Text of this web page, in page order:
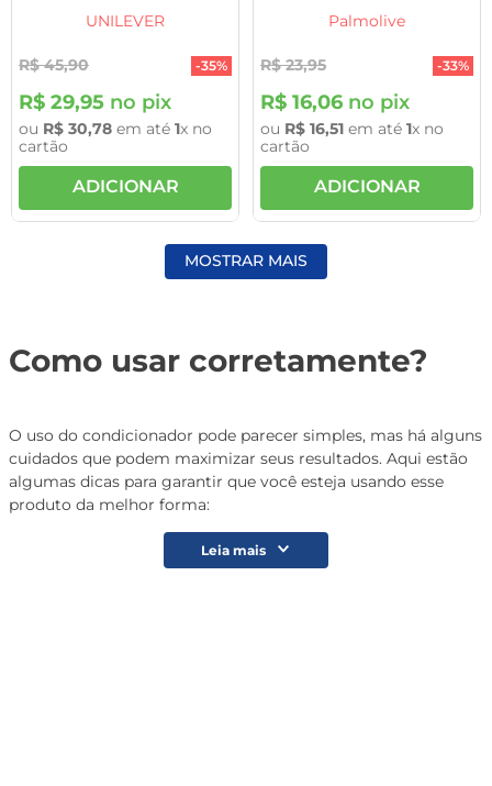
UNILEVER
R$ 45,90 -35%
R$ 29,95 no pix
ou R$ 30,78 em até 1x no
cartão
ADICIONAR
Palmolive
R$ 23,95 -33%
R$ 16,06 no pix
ou R$ 16,51 em até 1x no
cartão
ADICIONAR
MOSTRAR MAIS
Como usar corretamente?
O uso do condicionador pode parecer simples, mas há alguns
cuidados que podem maximizar seus resultados. Aqui estão
algumas dicas para garantir que você esteja usando esse
produto da melhor forma:
Leia mais